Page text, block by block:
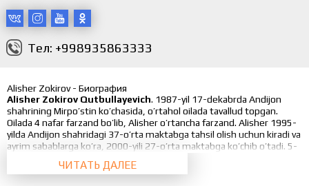
Тел: +998935863333
Alisher Zokirov - Биография
Alisher Zokirov Qutbullayevich. 1987-yil 17-dekabrda Andijon
shahrining Mirpo’stin ko’chasida, o’rtahol oilada tavallud topgan.
Oilada 4 nafar farzand bo’lib, Alisher o’rtancha farzand. Alisher 1995-
yilda Andijon shahridagi 37-o’rta maktabga tahsil olish uchun kiradi va
ayrim sabablarga ko’ra, 2000-yili 27-o’rta maktabga ko’chib o’tadi. 5-
to’garagiga olib kirib joylagan va bundan keyin Alisher yosh bo’lishiga
ЧИТАТЬ ДАЛЕЕ